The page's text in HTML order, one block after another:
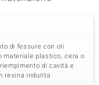
di fessure con oli
materiale plastico, cera o
di cavità e
resina indurita